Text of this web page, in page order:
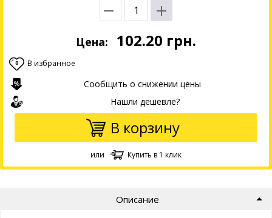
Цена: 102.20 грн.
0 В избранное
Сообщить о снижении цены
Нашли дешевле?
В корзину
или Купить в 1 клик
Описание